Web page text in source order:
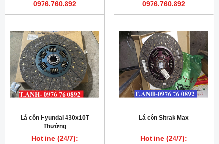
0976.760.892
0976.760.892
Lá côn Hyundai 430x10T
Thường
Hotline (24/7):
Lá côn Sitrak Max
Hotline (24/7):